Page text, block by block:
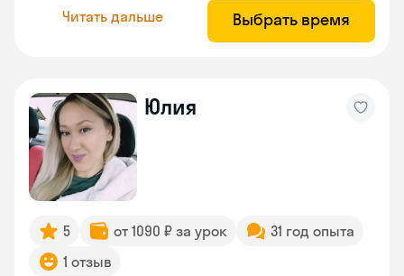
Читать дальше Выбрать время
Юлия
5 от 1090 ₽ за урок
31 год опыта
1 отзыв